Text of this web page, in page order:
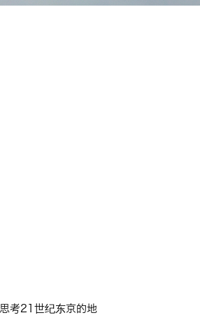
考21世纪东京的地